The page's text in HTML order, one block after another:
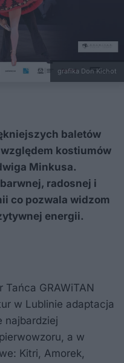
grafika Don Kichot
baletów
kostiumów
Minkusa.
radosnej i
co pozwala widzom
energii.
GRAWiTAN
w Lublinie adaptacja
najbardziej
a w
Kitri, Amorek,